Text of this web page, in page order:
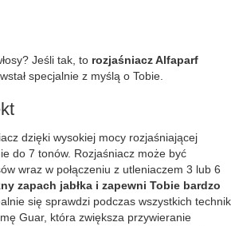
Jeśli tak, to rozjaśniacz Alfaparf
specjalnie z myślą o Tobie.
dzięki wysokiej mocy rozjaśniającej
do 7 tonów. Rozjaśniacz może być
wraz w połączeniu z utleniaczem 3 lub 6
zapach jabłka i zapewni Tobie bardzo
się sprawdzi podczas wszystkich technik
Guar, która zwiększa przywieranie